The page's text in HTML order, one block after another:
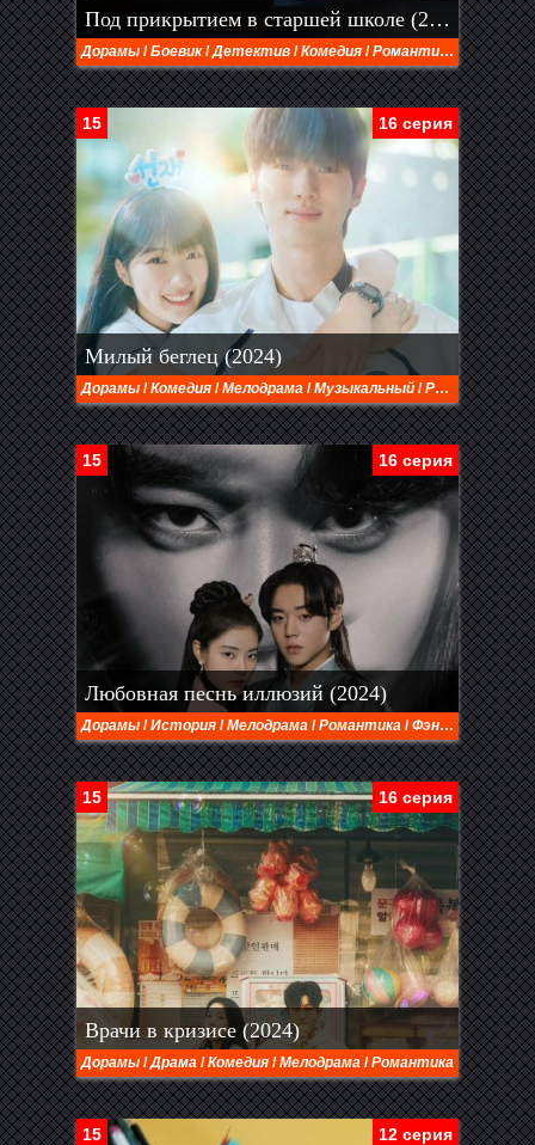
Под прикрытием в старшей школе (2025)
Дорамы /Боевик/Детектив /Комедия /Романтика /Триллер
16 серия
15
Милый беглец (2024)
Дорамы /Комедия /Мелодрама /Музыкальный /Романтика /
16 серия
15
Любовная песнь иллюзий (2024)
Дорамы /История /Мелодрама /Романтика /Фэнтези
16 серия
15
Врачи в кризисе (2024)
Дорамы /Драма /Комедия /Мелодрама /Романтика
12 серия
15